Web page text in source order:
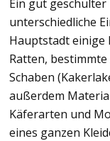
Ein gut
unterschiedliche
Hauptstadt einige
Ratten,
Schaben
außerdem
Käferarten und
eines ganzen